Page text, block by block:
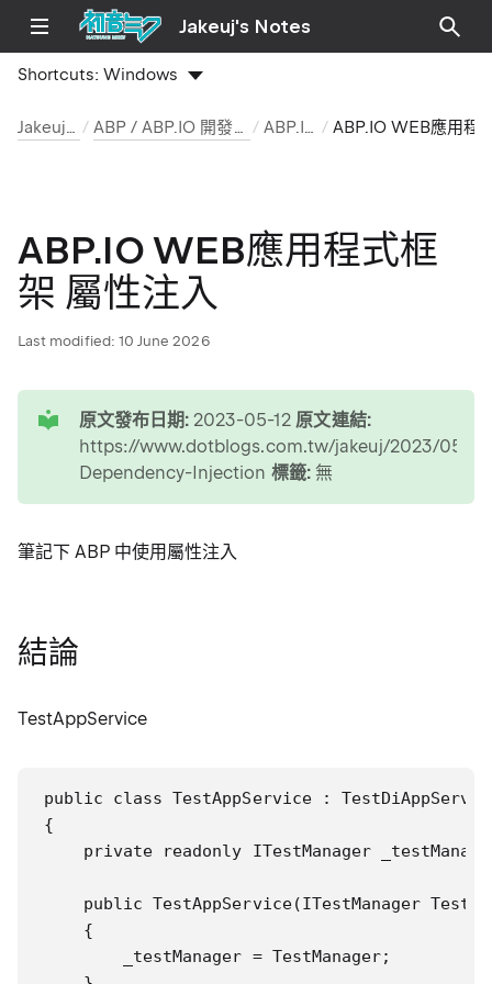
Jakeuj's Notes
Shortcuts:Windows
Jakeuj 筆記本 ABP / ABP.IO 開發環境與安裝筆記 ABP.IO 文章
ABP.IO WEB應用程式框
架 屬性注入
Last modified: 10 June 2026
原文發布日期: 2023-05-12 原文連結:
https://www.dotblogs.com.tw/jakeuj/2023/05/
Dependency-Injection 標籤:無
筆記下 ABP 中使用屬性注入
結論
TestAppService
public class TestAppService :
{
private readonly ITestManager
public TestAppService(ITestManager
    {
        _testManager = TestManager;